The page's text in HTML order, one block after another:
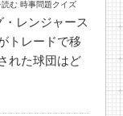
む 時事問題クイズ
レンジャース
トレードで移
れた球団はど